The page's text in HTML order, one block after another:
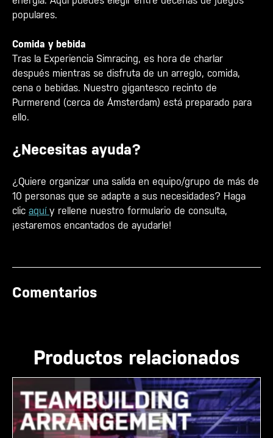
populares.
Comida y bebida
Tras la Experiencia Simracing, es hora de charlar
después mientras se disfruta de un arreglo, comida,
cena o bebidas. Nuestro gigantesco recinto de
Purmerend (cerca de Ámsterdam) está preparado para
ello.
¿Necesitas ayuda?
¿Quiere organizar una salida en equipo/grupo de más de
10 personas que se adapte a sus necesidades? Haga
clic aquí y rellene nuestro formulario de consulta,
¡estaremos encantados de ayudarle!
Comentarios
Productos relacionados